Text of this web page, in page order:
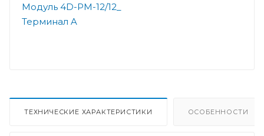
Модуль 4D-PM-12/12_
Терминал A
ТЕХНИЧЕСКИЕ ХАРАКТЕРИСТИКИ ОСОБЕННОСТИ